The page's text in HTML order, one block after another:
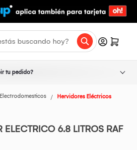
tu pedido?
Electrodomesticos Hervidores Eléctricos
ELECTRICO 6.8 LITROS RAF